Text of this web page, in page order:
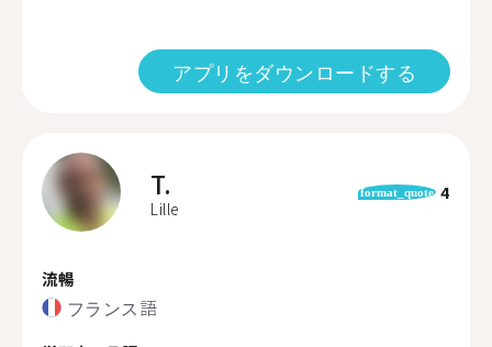
アプリをダウンロードする
T.
Lille
format_quote 4
流暢
フランス語